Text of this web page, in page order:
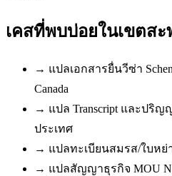
เคสที่พบบ่อยในเขตสะ
→ แปลเอกสารยื่นวีซ่า
Canada
→ แปล Transcript และปริ
ประเทศ
→ แปลทะเบียนสมรส/ใบหย่
→ แปลสัญญาธุรกิจ MOU